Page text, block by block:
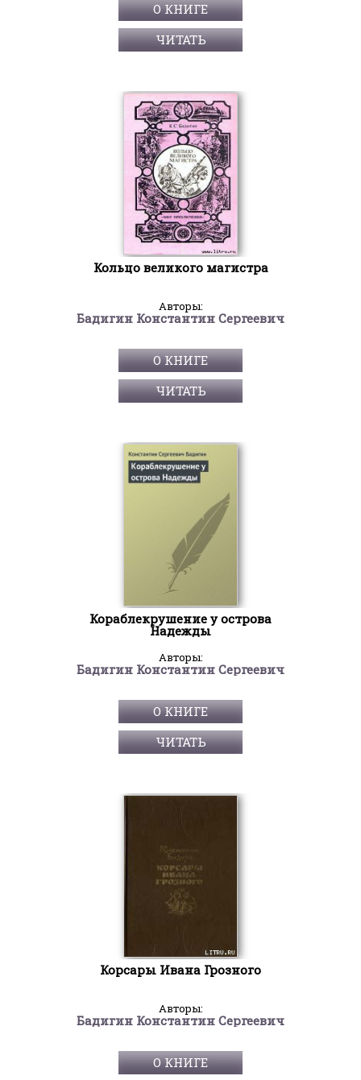
О КНИГЕ
ЧИТАТЬ
Кольцо великого магистра
Авторы:
Бадигин Константин Сергеевич
О КНИГЕ
ЧИТАТЬ
Кораблекрушение у острова
Надежды
Авторы:
Бадигин Константин Сергеевич
О КНИГЕ
ЧИТАТЬ
Корсары Ивана Грозного
Авторы:
Бадигин Константин Сергеевич
О КНИГЕ